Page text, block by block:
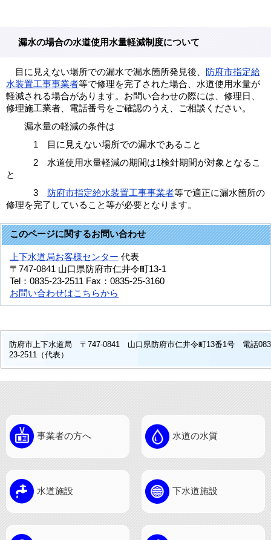
漏水の場合の水道使用水量軽減制度について
目に見えない場所での漏水で漏水箇所発見後、
防府市指定給
水装置工事事業者等で修理を完了された場合、水道使用水量が
軽減される場合があります。お問い合わせの際には、修理日、
修理施工業者、電話番号をご確認のうえ、ご相談ください。
漏水量の軽減の条件は
1 目に見えない場所での漏水であること
2 水道使用水量軽減の期間は1検針期間が対象となるこ
と
3
防府市指定給水装置工事事業者等で適正に漏水箇所の
修理を完了していること等が必要となります。
このページに関するお問い合わせ
上下水道局お客様センター 代表
〒747-0841 山口県防府市仁井令町13-1
Tel：0835-23-2511 Fax：0835-25-3160
お問い合わせはこちらから
防府市上下水道局 〒747-0841 山口県防府市仁井令町13番1号 電話
23-2511（代表）
事業者の方へ 水道の水質
水道施設 下水道施設